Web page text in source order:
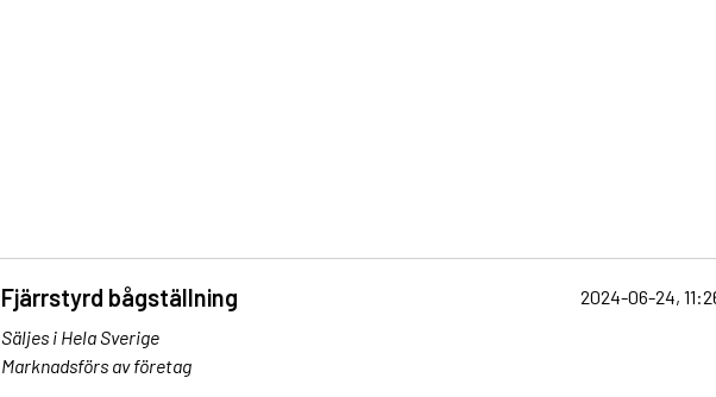
Fjärrstyrd bågställning
Säljes i Hela Sverige
Marknadsförs av företag
2024-06-24,